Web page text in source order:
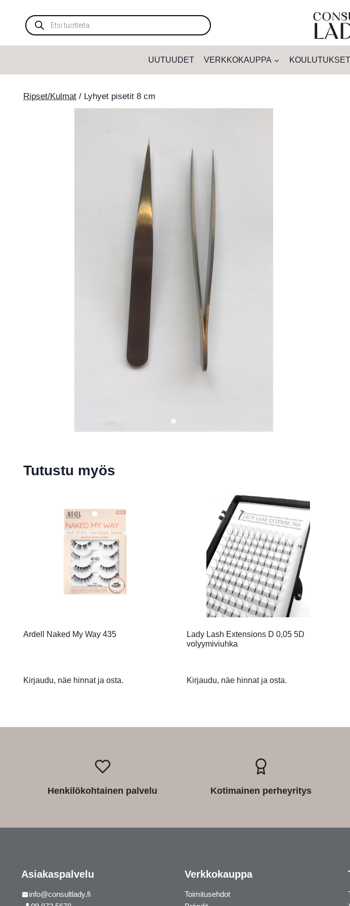
sisältöönProducts
search
UUTUUDET VERKKOKAUPPA KOULUTUKSET
Ripset/Kulmat / Lyhyet pisetit 8 cm
Tutustu myös
Ardell Naked My Way 435
Kirjaudu, näe hinnat ja osta.
Lady Lash Extensions D 0,05 5D
volyymiviuhka
Kirjaudu, näe hinnat ja osta.
Henkilökohtainen palvelu Kotimainen perheyritys
Asiakaspalvelu
info@consultlady.fi
Verkkokauppa
Toimitusehdot